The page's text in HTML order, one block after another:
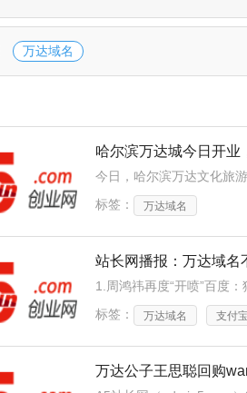
万达域名
哈尔滨万达城今日开业
标签：
万达域名
站长网播报：万达域名
标签：
万达域名 支付
万达公子王思聪回购